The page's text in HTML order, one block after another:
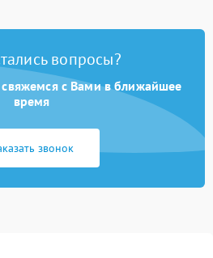
вопросы?
свяжемся с Вами в ближайшее
время
звонок